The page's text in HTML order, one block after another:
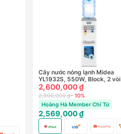
Cây nước nóng lạnh Midea
YL1932S, 550W, Block, 2 vòi
2,600,000 ₫
2,890,000 ₫- 10%
Hoàng Hà Member Chỉ Từ
2,569,000 ₫